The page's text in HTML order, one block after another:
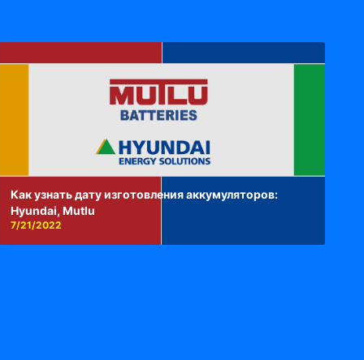
Как узнать дату изготовления аккумуляторов:
Hyundai, Mutlu
7/21/2022